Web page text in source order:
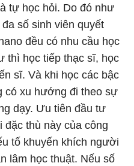
tự học hỏi. Do đó như
số sinh viên quyết
đều có nhu cầu học
thì học tiếp thạc sĩ, học
sĩ. Và khi học các bậc
có xu hướng đi theo sự
dạy. Ưu tiên đầu tư
thù này của công
tố khuyến khích người
lâm học thuật. Nếu số